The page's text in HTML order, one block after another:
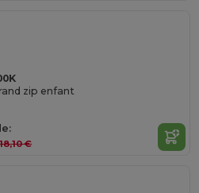
zip enfant
18,10 €